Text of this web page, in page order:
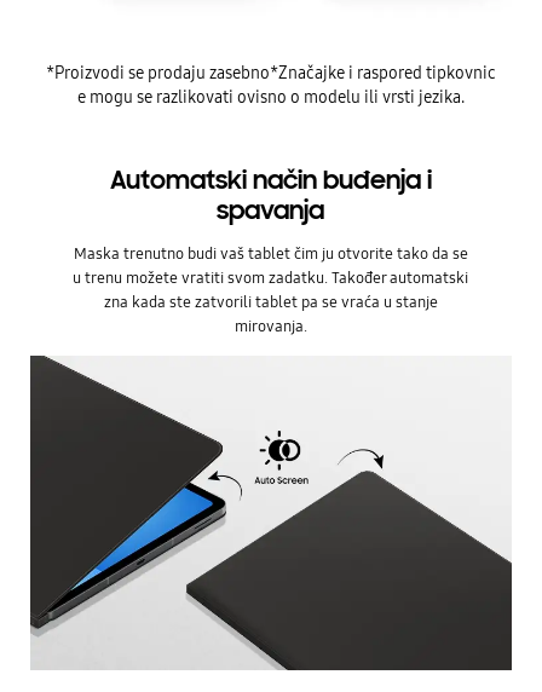
*Proizvodi se prodaju zasebno*Značajke i raspored tipkovnic
e mogu se razlikovati ovisno o modelu ili vrsti jezika.
Automatski način buđenja i
spavanja
Maska trenutno budi vaš tablet čim ju otvorite tako da se
u trenu možete vratiti svom zadatku. Također automatski
zna kada ste zatvorili tablet pa se vraća u stanje
mirovanja.